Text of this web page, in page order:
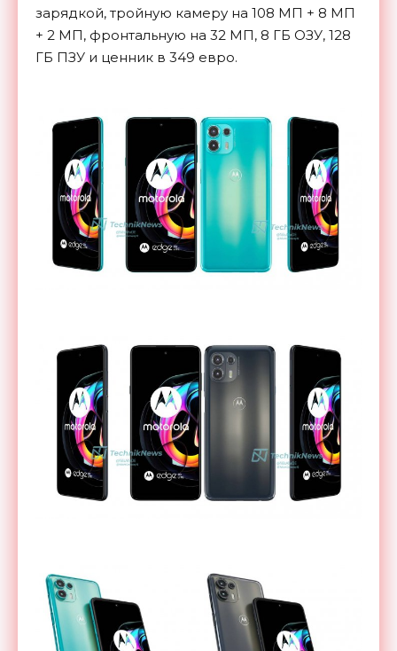
зарядкой, тройную камеру на 108 МП + 8 МП
+ 2 МП, фронтальную на 32 МП, 8 ГБ ОЗУ, 128
ГБ ПЗУ и ценник в 349 евро.